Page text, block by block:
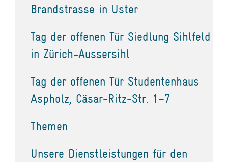
Brandstrasse in Uster
Tag der offenen Tür Siedlung Sihlfeld
in Zürich-Aussersihl
Tag der offenen Tür Studentenhaus
Aspholz, Cäsar-Ritz-Str. 1–7
Themen
Unsere Dienstleistungen für den